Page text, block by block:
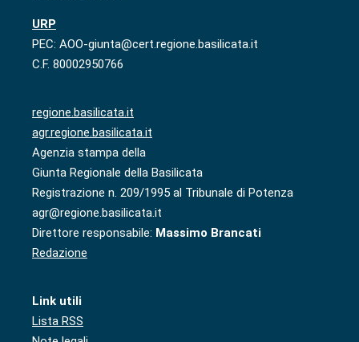
URP
PEC: AOO-giunta@cert.regione.basilicata.it
C.F. 80002950766
regione.basilicata.it
agr.regione.basilicata.it
Agenzia stampa della
Giunta Regionale della Basilicata
Registrazione n. 209/1995 al Tribunale di Potenza
agr@regione.basilicata.it
Direttore responsabile: Massimo Brancati
Redazione
Link utili
Lista RSS